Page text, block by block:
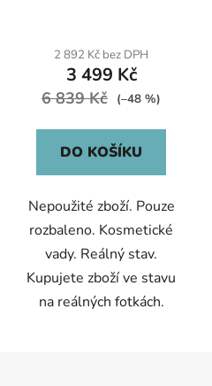
2 892 Kč bez DPH
3 499 Kč
6 839 Kč (–48 %)
DO KOŠÍKU
Nepoužité zboží. Pouze
rozbaleno. Kosmetické
vady. Reálný stav.
Kupujete zboží ve stavu
na reálných fotkách.